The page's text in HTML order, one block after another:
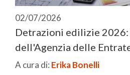
02/07/2026
Detrazioni edilizie 2026:
dell'Agenzia delle
A cura di: Erika Bonelli